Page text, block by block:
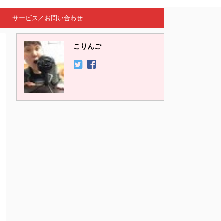
サービス／お問い合わせ
こりんご